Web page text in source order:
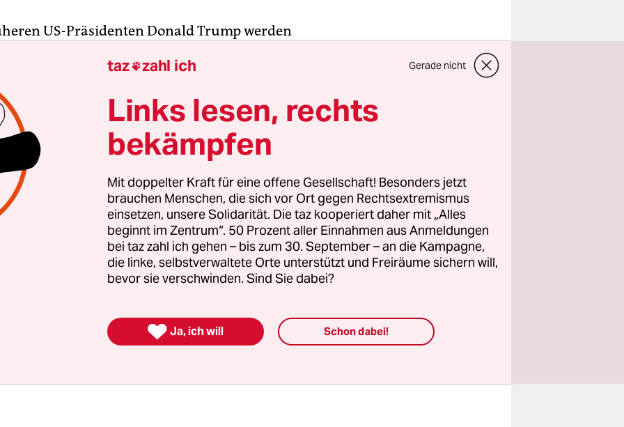
US-Präsidenten Donald Trump werden
ersten Mal für den Versuch verantworten, das
2020 zu kippen und die Bestätigung von Demokrat Joe
zu verhindern. Nur zwei Tage, nachdem er von einer
genau dieses Verhalten
angeklagt
alte Trump zur offiziellen Anklageerhebung vor einem
in Washington. Unter anderem wirft ihm der
Jack Smith Verschwörung gegen die Vereinigten
– sollte er verurteilt werden, drohen ihm bis zu 20 Jahre
plädierte der Ex-Präsident in allen vier Anklagepunkten
vorbei und Trump machte sich auf den Weg, um der US-
die er nach seiner Wahlniederlage 2020 partout nicht
taz zahl ich Gerade nicht
Links lesen, rechts
bekämpfen
Mit doppelter Kraft für eine offene Gesellschaft! Besonders jetzt
brauchen Menschen, die sich vor Ort gegen Rechtsextremismus
einsetzen, unsere Solidarität. Die taz kooperiert daher mit „Alles
beginnt im Zentrum“. 50 Prozent aller Einnahmen aus Anmeldungen
bei taz zahl ich gehen – bis zum 30. September – an die Kampagne,
die linke, selbstverwaltete Orte unterstützt und Freiräume sichern will,
bevor sie verschwinden. Sind Sie dabei?
 Ja, ich will Schon dabei!